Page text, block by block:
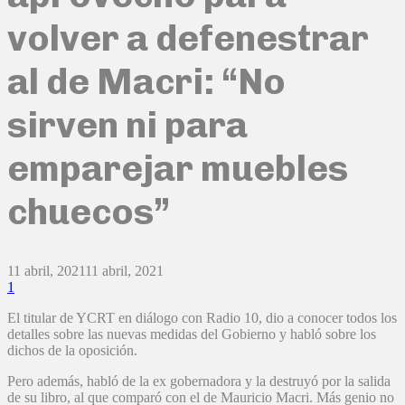
volver a defenestrar
al de Macri: “No
sirven ni para
emparejar muebles
chuecos”
11 abril, 202111 abril, 2021
1
El titular de YCRT en diálogo con Radio 10, dio a conocer todos los
detalles sobre las nuevas medidas del Gobierno y habló sobre los
dichos de la oposición.
Pero además, habló de la ex gobernadora y la destruyó por la salida
de su libro, al que comparó con el de Mauricio Macri. Más genio no